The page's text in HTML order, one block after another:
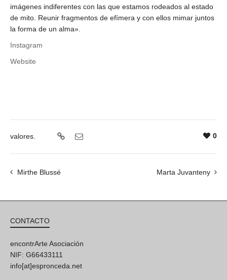
imágenes indiferentes con las que estamos rodeados al estado
de mito. Reunir fragmentos de efímera y con ellos mimar juntos
la forma de un alma».
Instagram
Website
valores. 0
Mirthe Blussé Marta Juvanteny
CONTACTO
encontrArte Asociación
NIF: G66433111
info[at]espronceda.net